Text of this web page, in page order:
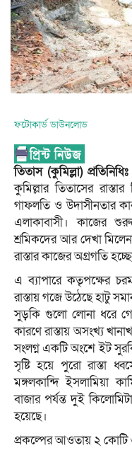
ফটোকার্ড ডাউনলোড
তিতাস (কুমিল্লা) প্রতিনিধিঃ
কুমিল্লার তিতাসের
গাফলতি ও উদাসীনতার
এলাকাবাসী। কাজের
শ্রমিকদের আর দেখা
রাস্তার কাজের অগ্রগতি
এ ব্যাপারে কতৃপক্ষের
রাস্তায় গজে উঠেছে হাটু
সুড়কি গুলো লোনা ধরে
কারণে রাস্তায় অসংখ্য
সংলগ্ন একটি অংশে ইট
সৃষ্টি হয়ে পুরো রাস্তা
মঙ্গলকান্দি ইসলামিয়া
বাজার পর্যন্ত দুই
হয়েছে।
প্রকল্পের আওতায় ২ কোটি